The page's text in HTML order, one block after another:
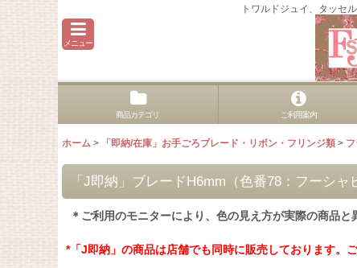
トワルドジュイ、タッセ
メニュー
商品カテゴリ ご利用案内
ホーム > 「即納/在庫」お手ごろブレード・リボン・フリンジ類 >
「J即納」ブレードH6mm（色番78：フーシャ
＊ご利用のモニターにより、色の見え方が実際の商品と
*「J即納」の商品は店舗でも同時に販売しております。